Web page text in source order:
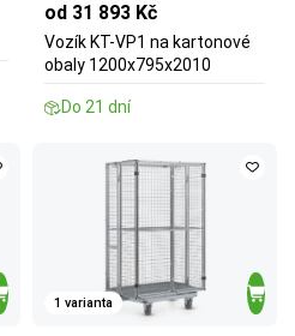
od 31 893 Kč
Vozík KT-VP1 na kartonové
obaly 1200x795x2010
Do 21 dní
1 varianta